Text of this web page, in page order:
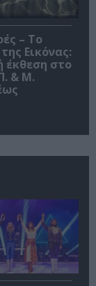
– Το
Εικόνας:
έκθεση στο
& Μ.